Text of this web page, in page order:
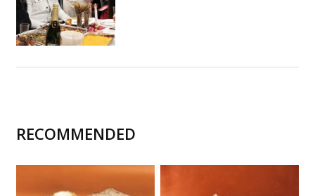
RECOMMENDED